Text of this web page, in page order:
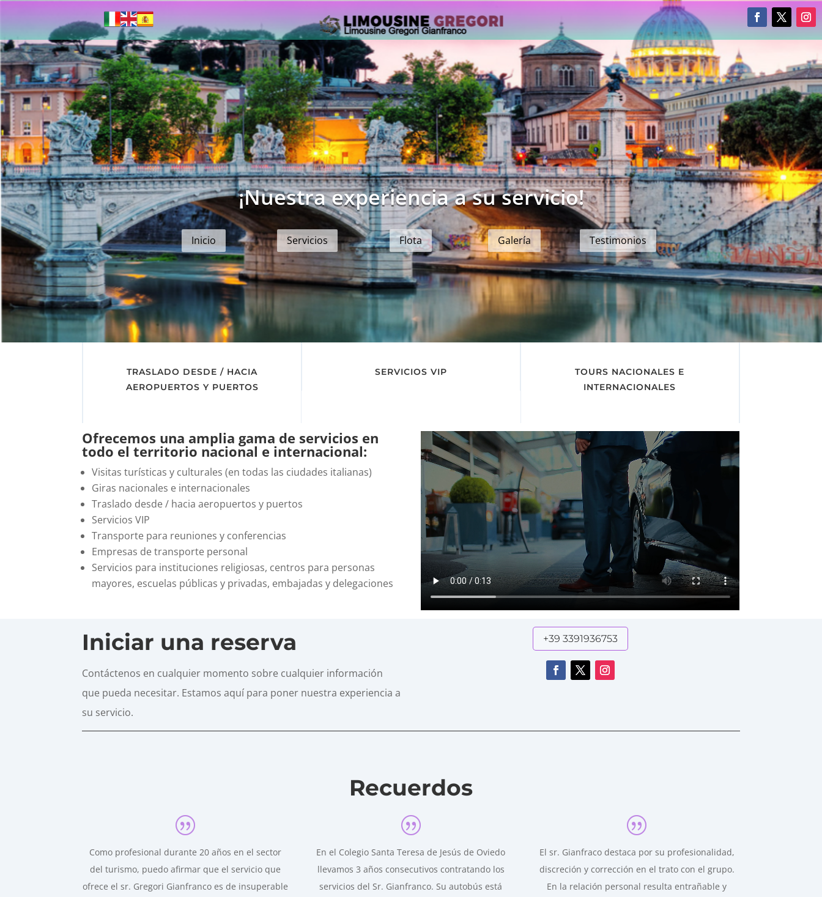
¡Nuestra experiencia a su servicio!
Inicio Servicios Flota Galería Testimonios
TRASLADO DESDE / HACIA
AEROPUERTOS Y PUERTOS
SERVICIOS VIP
TOURS NACIONALES E
INTERNACIONALES
Ofrecemos una amplia gama de servicios en
todo el territorio nacional e internacional:
Visitas turísticas y culturales (en todas las ciudades italianas)
Giras nacionales e internacionales
Traslado desde / hacia aeropuertos y puertos
Servicios VIP
Transporte para reuniones y conferencias
Empresas de transporte personal
Servicios para instituciones religiosas, centros para personas
mayores, escuelas públicas y privadas, embajadas y delegaciones
Iniciar una reserva
Contáctenos en cualquier momento sobre cualquier información
que pueda necesitar. Estamos aquí para poner nuestra experiencia a
su servicio.
+39 3391936753
Recuerdos
Como profesional durante 20 años en el sector
del turismo, puedo afirmar que el servicio que
ofrece el sr. Gregori Gianfranco es de insuperable
En el Colegio Santa Teresa de Jesús de Oviedo
llevamos 3 años consecutivos contratando los
servicios del Sr. Gianfranco. Su autobús está
El sr. Gianfraco destaca por su profesionalidad,
discreción y corrección en el trato con el grupo.
En la relación personal resulta entrañable y